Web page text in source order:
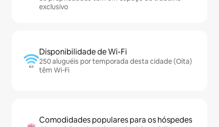
exclusivo
Disponibilidade de Wi-Fi
250 aluguéis por temporada desta cidade (Oita)
têm Wi-Fi
Comodidades populares para os hóspedes